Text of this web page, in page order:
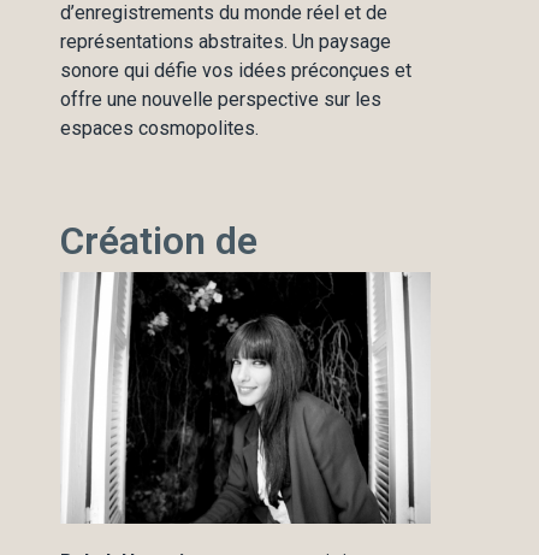
d’enregistrements du monde réel et de
représentations abstraites. Un paysage
sonore qui défie vos idées préconçues et
offre une nouvelle perspective sur les
espaces cosmopolites.
Création de